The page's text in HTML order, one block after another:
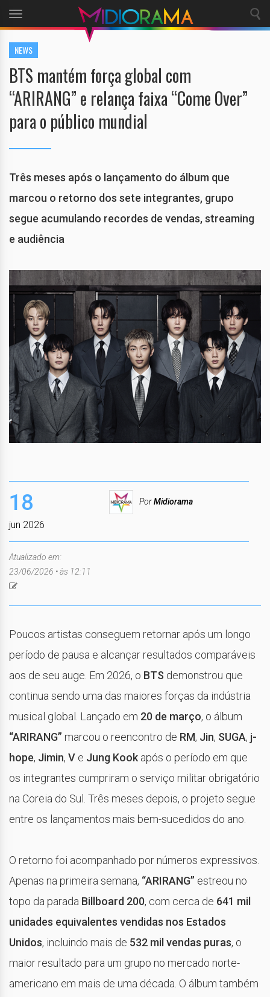
Toggle
navigation
NEWS
BTS mantém força global com
“ARIRANG” e relança faixa “Come Over”
para o público mundial
Três meses após o lançamento do álbum que
marcou o retorno dos sete integrantes, grupo
segue acumulando recordes de vendas, streaming
e audiência
18
jun 2026
PorMidiorama
Atualizado em:
23/06/2026 • às 12:11
Poucos artistas conseguem retornar após um longo
período de pausa e alcançar resultados comparáveis
aos de seu auge. Em 2026, o BTS demonstrou que
continua sendo uma das maiores forças da indústria
musical global. Lançado em 20 de março, o álbum
“ARIRANG” marcou o reencontro de RM, Jin, SUGA, j-
hope, Jimin, V e Jung Kook após o período em que
os integrantes cumpriram o serviço militar obrigatório
na Coreia do Sul. Três meses depois, o projeto segue
entre os lançamentos mais bem-sucedidos do ano.
O retorno foi acompanhado por números expressivos.
Apenas na primeira semana, “ARIRANG” estreou no
topo da parada Billboard 200, com cerca de 641 mil
unidades equivalentes vendidas nos Estados
Unidos, incluindo mais de 532 mil vendas puras, o
maior resultado para um grupo no mercado norte-
americano em mais de uma década. O álbum também